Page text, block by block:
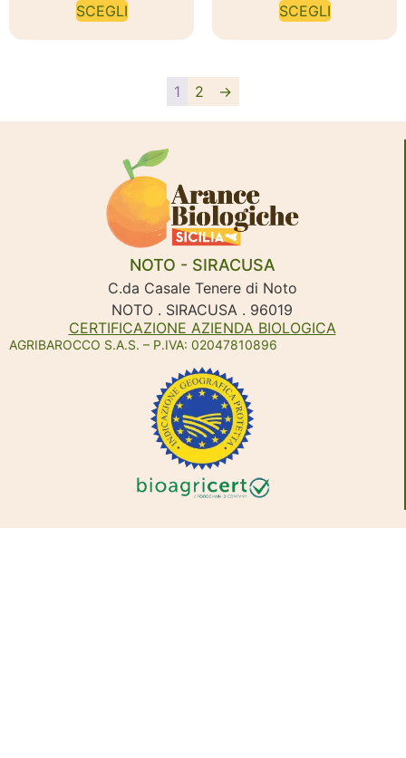
SCEGLI SCEGLI
1 2 →
NOTO - SIRACUSA
C.da Casale Tenere di Noto
NOTO . SIRACUSA . 96019
CERTIFICAZIONE AZIENDA BIOLOGICA
AGRIBAROCCO S.A.S. – P.IVA: 02047810896